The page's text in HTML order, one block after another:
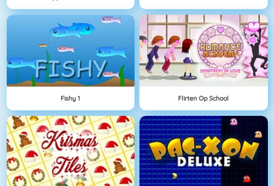
Fishy 1 Flirten Op School